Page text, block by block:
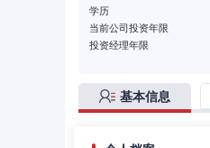
学历
当前公司投资年限
投资经理年限
基本信息